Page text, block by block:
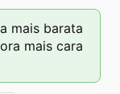
mais barata
mais cara